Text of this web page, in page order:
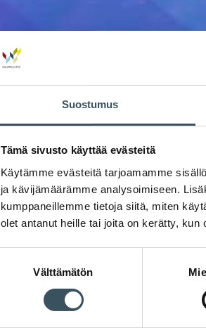
Suostumus
Tämä sivusto käyttää evästeitä
Käytämme evästeitä tarjoamamme
ja kävijämäärämme analysoimiseen.
kumppaneillemme tietoja siitä, miten
olet antanut heille tai joita on kerätty, kun
Välttämätön